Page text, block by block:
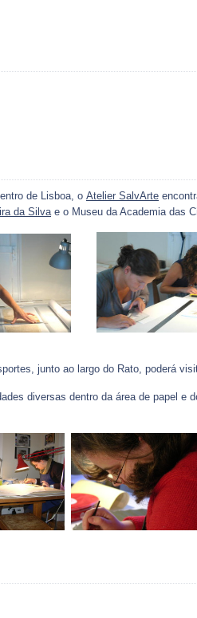
de Lisboa, o Atelier SalvArte
da Silvae o Museu da Academia das
junto ao largo do Rato, poderá
diversas dentro da área de papel